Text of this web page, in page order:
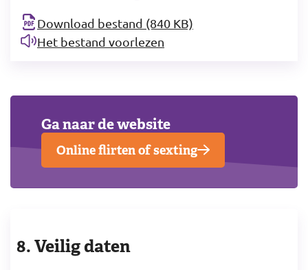
Download bestand (840 KB)
Het bestand voorlezen
Ga naar de website
Online flirten of sexting
8. Veilig daten